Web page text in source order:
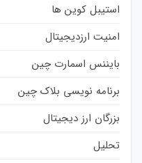
استیبل کوین ها
امنیت ارزدیجیتال
بایننس اسمارت چین
برنامه نویسی بلاک چین
بزرگان ارز دیجیتال
تحلیل